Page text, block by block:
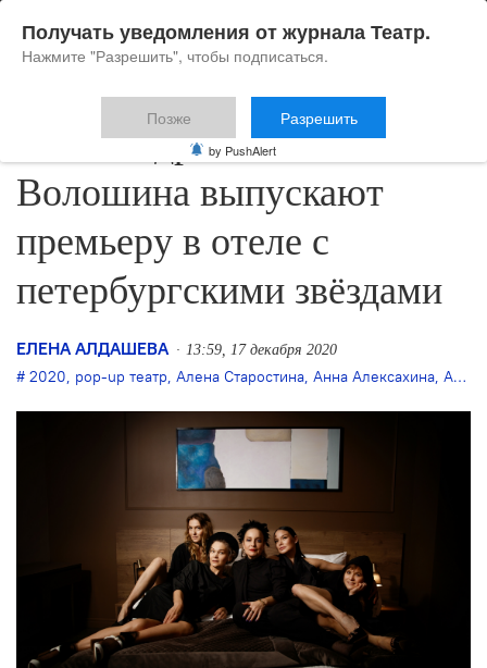
Александровский и
Волошина выпускают
премьеру в отеле с
петербургскими звёздами
ЕЛЕНА АЛДАШЕВА 13:59, 17 декабря 2020
2020, pop-up театр, Алена Старостина, Анна Алексахина, Ася Волошина
Получать уведомления от журнала Театр.
Нажмите "Разрешить", чтобы подписаться.
Позже Разрешить
by PushAlert